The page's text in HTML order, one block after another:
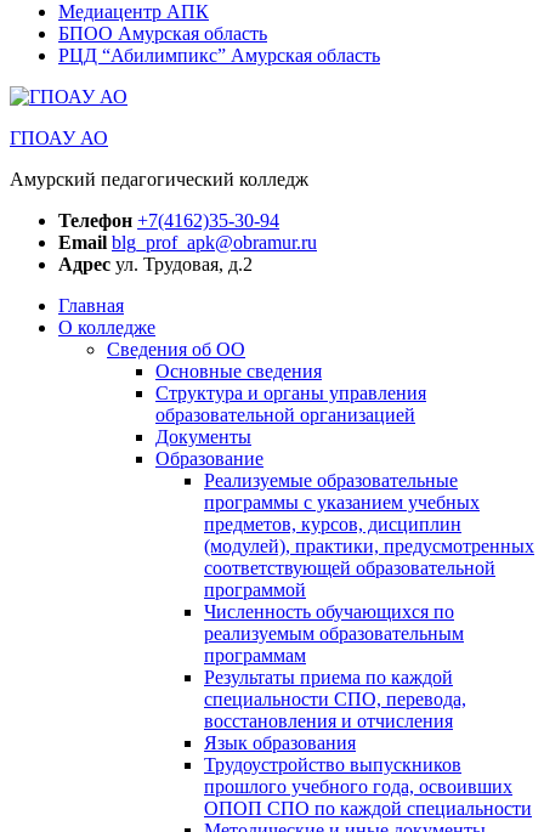
Медиацентр АПК
БПОО Амурская область
РЦД “Абилимпикс” Амурская область
ГПОАУ АО
Амурский педагогический колледж
Телефон +7(4162)35-30-94
Email blg_prof_apk@obramur.ru
Адрес ул. Трудовая, д.2
Главная
О колледже
Сведения об ОО
Основные сведения
Структура и органы управления
образовательной организацией
Документы
Образование
Реализуемые образовательные
программы с указанием учебных
предметов, курсов, дисциплин
(модулей), практики, предусмотренных
соответствующей образовательной
программой
Численность обучающихся по
реализуемым образовательным
программам
Результаты приема по каждой
специальности СПО, перевода,
восстановления и отчисления
Язык образования
Трудоустройство выпускников
прошлого учебного года, освоивших
ОПОП СПО по каждой специальности